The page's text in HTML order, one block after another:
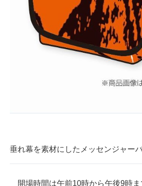
垂れ幕を素材にしたメッセンジャー
開場時間は午前10時から午後9時